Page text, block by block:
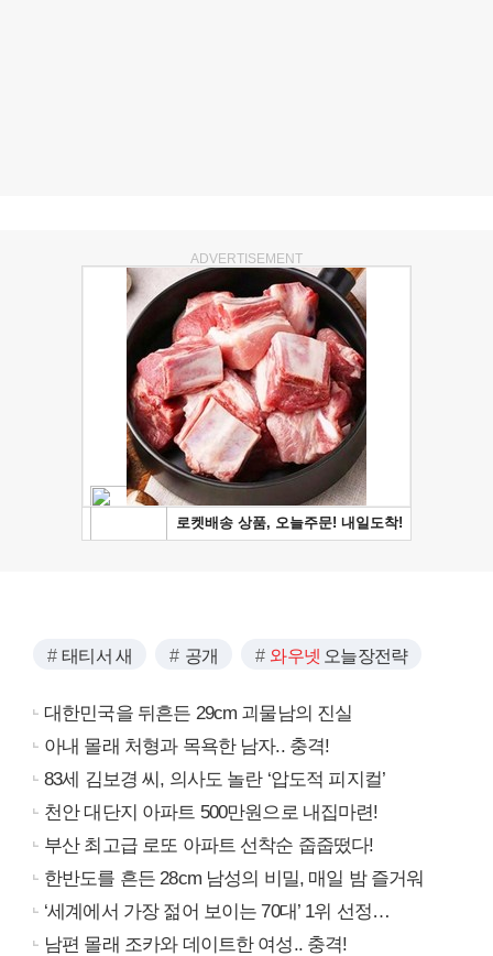
ADVERTISEMENT
태티서 새 공개 와우넷 오늘장전략
대한민국을 뒤흔든 29cm 괴물남의 진실
아내 몰래 처형과 목욕한 남자.. 충격!
83세 김보경 씨, 의사도 놀란 ‘압도적 피지컬’
천안 대단지 아파트 500만원으로 내집마련!
부산 최고급 로또 아파트 선착순 줍줍떴다!
한반도를 흔든 28cm 남성의 비밀, 매일 밤 즐거워
‘세계에서 가장 젊어 보이는 70대’ 1위 선정…
남편 몰래 조카와 데이트한 여성.. 충격!